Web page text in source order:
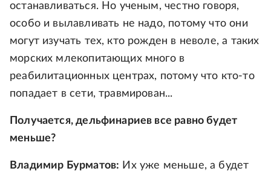
останавливаться. Но ученым, честно говоря,
особо и вылавливать не надо, потому что они
могут изучать тех, кто рожден в неволе, а таких
морских млекопитающих много в
реабилитационных центрах, потому что кто-то
попадает в сети, травмирован...
Получается, дельфинариев все равно будет
меньше?
Владимир Бурматов: Их уже меньше, а будет